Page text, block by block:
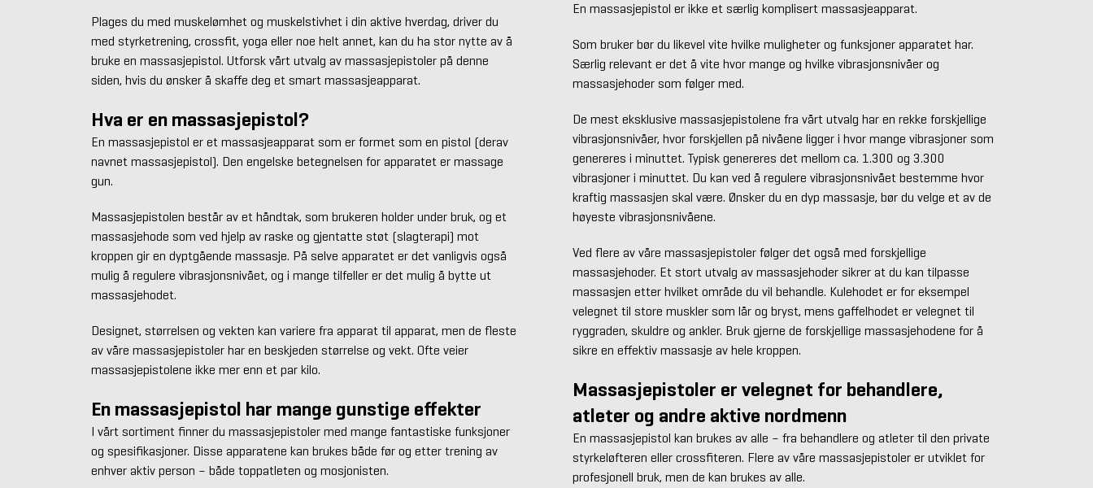
Plages du med muskelømhet og muskelstivhet i din aktive hverdag, driver du
med styrketrening, crossfit, yoga eller noe helt annet, kan du ha stor nytte av å
bruke en massasjepistol. Utforsk vårt utvalg av massasjepistoler på denne
siden, hvis du ønsker å skaffe deg et smart massasjeapparat.
Hva er en massasjepistol?
En massasjepistol er et massasjeapparat som er formet som en pistol (derav
navnet massasjepistol). Den engelske betegnelsen for apparatet er massage
gun.
Massasjepistolen består av et håndtak, som brukeren holder under bruk, og et
massasjehode som ved hjelp av raske og gjentatte støt (slagterapi) mot
kroppen gir en dyptgående massasje. På selve apparatet er det vanligvis også
mulig å regulere vibrasjonsnivået, og i mange tilfeller er det mulig å bytte ut
massasjehodet.
Designet, størrelsen og vekten kan variere fra apparat til apparat, men de fleste
av våre massasjepistoler har en beskjeden størrelse og vekt. Ofte veier
massasjepistolene ikke mer enn et par kilo.
En massasjepistol har mange gunstige effekter
I vårt sortiment finner du massasjepistoler med mange fantastiske funksjoner
og spesifikasjoner. Disse apparatene kan brukes både før og etter trening av
enhver aktiv person – både toppatleten og mosjonisten.
En massasjepistol er ikke et særlig komplisert massasjeapparat.
Som bruker bør du likevel vite hvilke muligheter og funksjoner apparatet har.
Særlig relevant er det å vite hvor mange og hvilke vibrasjonsnivåer og
massasjehoder som følger med.
De mest eksklusive massasjepistolene fra vårt utvalg har en rekke forskjellige
vibrasjonsnivåer, hvor forskjellen på nivåene ligger i hvor mange vibrasjoner som
genereres i minuttet. Typisk genereres det mellom ca. 1.300 og 3.300
vibrasjoner i minuttet. Du kan ved å regulere vibrasjonsnivået bestemme hvor
kraftig massasjen skal være. Ønsker du en dyp massasje, bør du velge et av de
høyeste vibrasjonsnivåene.
Ved flere av våre massasjepistoler følger det også med forskjellige
massasjehoder. Et stort utvalg av massasjehoder sikrer at du kan tilpasse
massasjen etter hvilket område du vil behandle. Kulehodet er for eksempel
velegnet til store muskler som lår og bryst, mens gaffelhodet er velegnet til
ryggraden, skuldre og ankler. Bruk gjerne de forskjellige massasjehodene for å
sikre en effektiv massasje av hele kroppen.
Massasjepistoler er velegnet for behandlere,
atleter og andre aktive nordmenn
En massasjepistol kan brukes av alle – fra behandlere og atleter til den private
styrkeløfteren eller crossfiteren. Flere av våre massasjepistoler er utviklet for
profesjonell bruk, men de kan brukes av alle.